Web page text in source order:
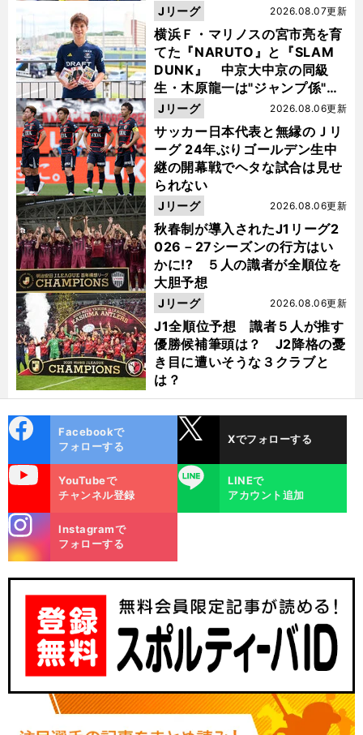
横浜Ｆ・マリノスの宮市亮を育
てた『NARUTO』と『SLAM
DUNK』 中京大中京の同級
生・木原龍一は"ジャンプ係"だ
った
2026.08.07更新
Jリーグ
サッカー日本代表と無縁のＪリ
ーグ 24年ぶりゴールデン生中
継の開幕戦でヘタな試合は見せ
られない
2026.08.06更新
Jリーグ
秋春制が導入されたJ1リーグ2
026－27シーズンの行方はい
かに!? ５人の識者が全順位を
大胆予想
2026.08.06更新
Jリーグ
J1全順位予想 識者５人が推す
優勝候補筆頭は？ J2降格の憂
き目に遭いそうな３クラブと
は？
2026.08.06更新
Jリーグ
ok
Facebookで
フォローする
Xでフォローする
YouTubeで
チャンネル登録
LINE
LINEで
アカウント追加
m
Instagramで
フォローする